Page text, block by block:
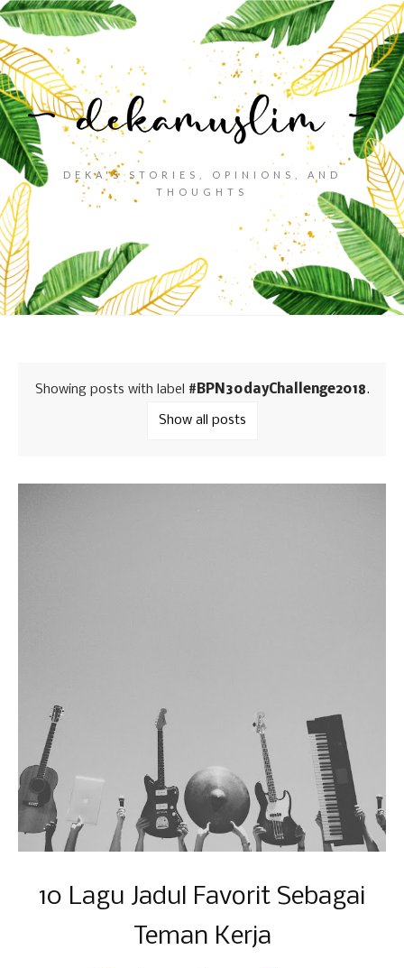
DEKA'S STORIES, OPINIONS, AND
THOUGHTS
Showing posts with label #BPN30dayChallenge2018.
Show all posts
10 Lagu Jadul Favorit Sebagai
Teman Kerja